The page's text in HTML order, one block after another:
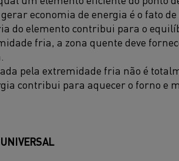
economia de energia é o fato
do elemento contribui para o
fria, a zona quente deve
pela extremidade fria não é
contribui para aquecer o forno e